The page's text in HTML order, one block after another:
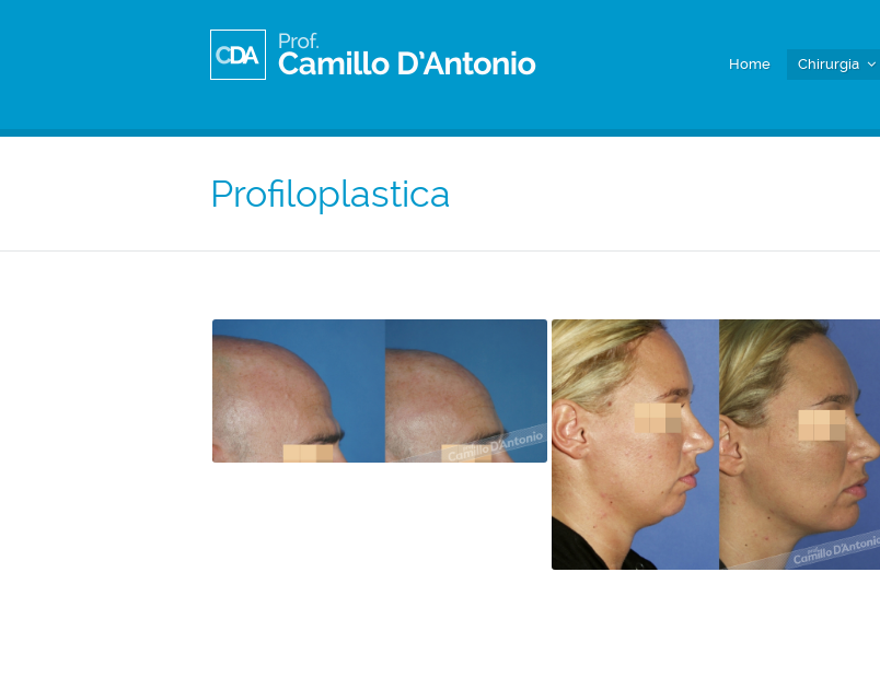
Home Chirurgia
Profiloplastica